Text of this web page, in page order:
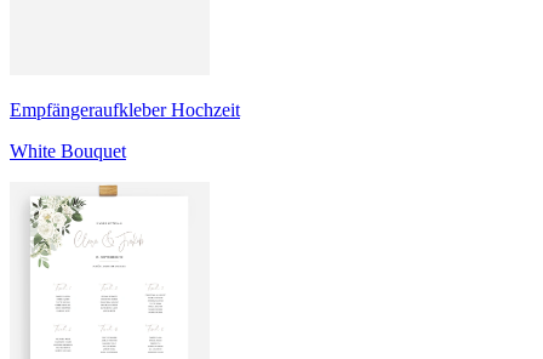
Empfängeraufkleber Hochzeit
White Bouquet